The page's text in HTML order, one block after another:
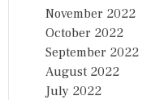
November 2022
October 2022
September 2022
August 2022
July 2022